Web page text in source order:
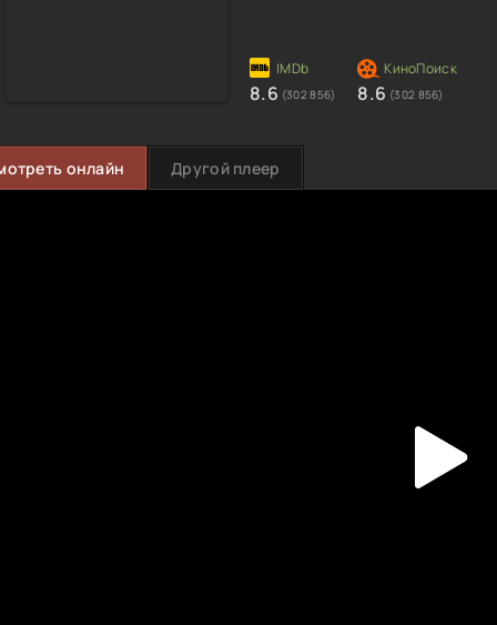
8.6 (302 856) 8.6 (302 856)
онлайн Другой плеер